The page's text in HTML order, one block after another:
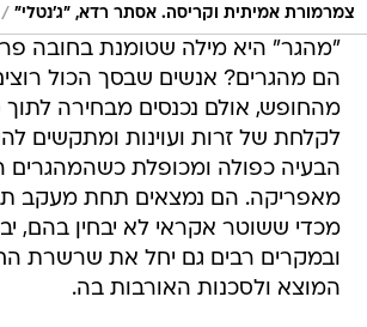
צמרמורת אמיתית וקריסה. אסתר רדא, "ג'נטלי" /
"מהגר" היא מילה שטומנת בחובה
הם מהגרים? אנשים שבסך הכול
מהחופש, אולם נכנסים מבחירה
לקלחת של זרות ועוינות ומתקשים
הבעיה כפולה ומכופלת כשהמהגרים
מאפריקה. הם נמצאים תחת מעקב
מכדי ששוטר אקראי לא יבחין בהם,
ובמקרים רבים גם יחל את שרשרת
המוצא ולסכנות האורבות בה.